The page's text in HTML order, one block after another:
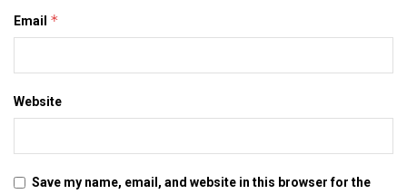
Email *
Website
Save my name, email, and website in this browser for the